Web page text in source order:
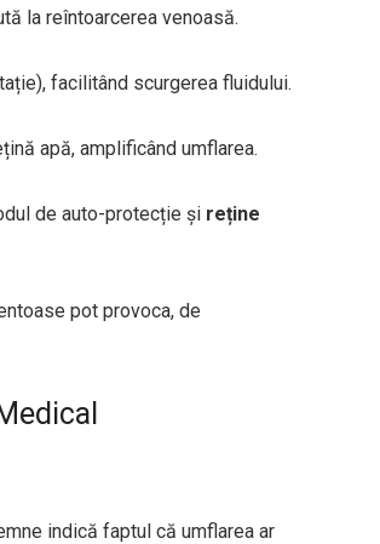
la reîntoarcerea venoasă.
facilitând scurgerea fluidului.
apă, amplificând umflarea.
de auto-protecție și reține
pot provoca, de
indică faptul că umflarea ar